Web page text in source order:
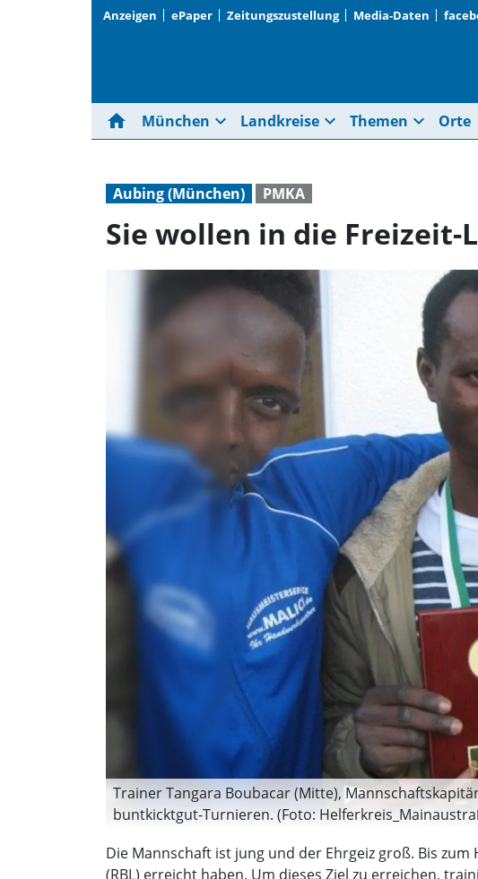
Anzeigen ePaper Zeitungszustellung Media-Daten
home München expand_more Landkreise expand_more Themen expand_more Orte
Aubing (München) PMKA
Sie wollen in die Freizeit-
Trainer Tangara Boubacar (Mitte),
buntkicktgut-Turnieren. (Foto:
Die Mannschaft ist jung und der Ehrgeiz groß. Bis
(RBL) erreicht haben. Um dieses Ziel zu erreichen,